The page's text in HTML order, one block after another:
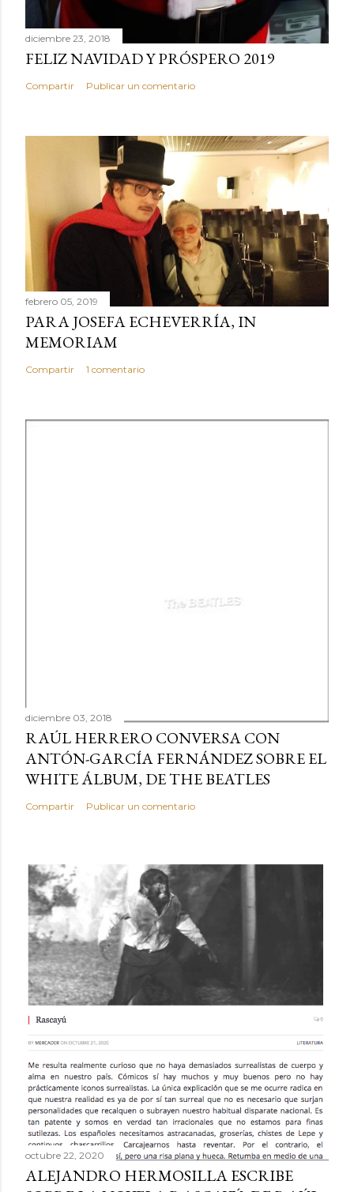
diciembre 23, 2018
FELIZ NAVIDAD Y PRÓSPERO 2019
Compartir Publicar un comentario
febrero 05, 2019
PARA JOSEFA ECHEVERRÍA, IN
MEMORIAM
Compartir 1 comentario
diciembre 03, 2018
RAÚL HERRERO CONVERSA CON
ANTÓN-GARCÍA FERNÁNDEZ SOBRE EL
WHITE ÁLBUM, DE THE BEATLES
Compartir Publicar un comentario
octubre 22, 2020
ALEJANDRO HERMOSILLA ESCRIBE